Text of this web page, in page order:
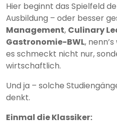
Hier beginnt das Spielfeld
Ausbildung – oder besser
Management, Culinary
Gastronomie-BWL,
es schmeckt nicht nur,
wirtschaftlich.
Und ja – solche
denkt.
Einmal die Klassiker: